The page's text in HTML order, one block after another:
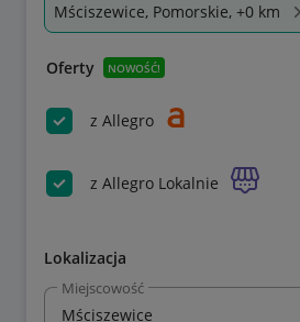
Mściszewice, Pomorskie, +0 km
Oferty NOWOŚĆ!
z Allegro
z Allegro Lokalnie
Lokalizacja
Miejscowość